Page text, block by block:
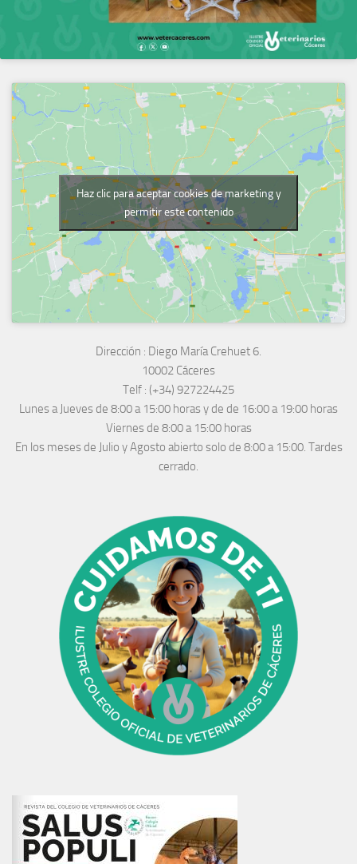
Haz clic para aceptar cookies de marketing y
permitir este contenido
Dirección : Diego María Crehuet 6.
10002 Cáceres
Telf : (+34) 927224425
Lunes a Jueves de 8:00 a 15:00 horas y de de 16:00 a 19:00 horas
Viernes de 8:00 a 15:00 horas
En los meses de Julio y Agosto abierto solo de 8:00 a 15:00. Tardes
cerrado.